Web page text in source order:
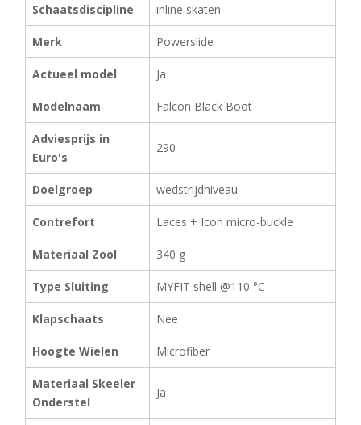
Schaatsdiscipline inline skaten
Merk Powerslide
Actueel model Ja
Modelnaam Falcon Black Boot
Adviesprijs in
Euro's
290
Doelgroep wedstrijdniveau
Contrefort Laces + Icon micro-buckle
Materiaal Zool 340 g
Type Sluiting MYFIT shell @110 °C
Klapschaats Nee
Hoogte Wielen Microfiber
Materiaal Skeeler
Onderstel
Ja